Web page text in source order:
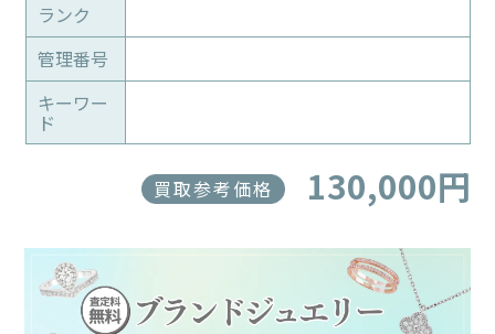
ランク
管理番号
キーワー
ド
買取参考価格 130,000円